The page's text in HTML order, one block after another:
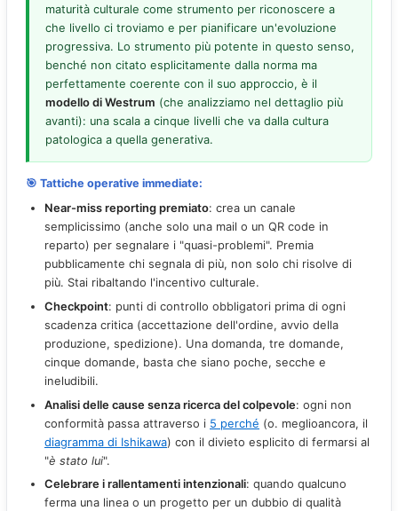
maturità culturale come strumento per riconoscere a
che livello ci troviamo e per pianificare un'evoluzione
progressiva. Lo strumento più potente in questo senso,
benché non citato esplicitamente dalla norma ma
perfettamente coerente con il suo approccio, è il
modello di Westrum (che analizziamo nel dettaglio più
avanti): una scala a cinque livelli che va dalla cultura
patologica a quella generativa.
🎯 Tattiche operative immediate:
Near-miss reporting premiato: crea un canale
semplicissimo (anche solo una mail o un QR code in
reparto) per segnalare i "quasi-problemi". Premia
pubblicamente chi segnala di più, non solo chi risolve di
più. Stai ribaltando l'incentivo culturale.
Checkpoint: punti di controllo obbligatori prima di ogni
scadenza critica (accettazione dell'ordine, avvio della
produzione, spedizione). Una domanda, tre domande,
cinque domande, basta che siano poche, secche e
ineludibili.
Analisi delle cause senza ricerca del colpevole: ogni non
conformità passa attraverso i 5 perché (o. meglioancora, il
diagramma di Ishikawa) con il divieto esplicito di fermarsi al
"è stato lui".
Celebrare i rallentamenti intenzionali: quando qualcuno
ferma una linea o un progetto per un dubbio di qualità